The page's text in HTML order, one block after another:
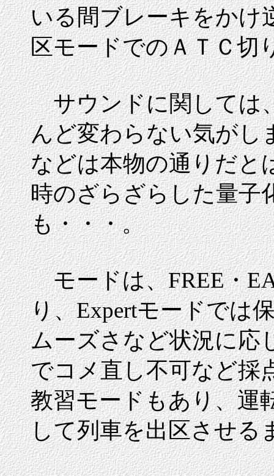
いる間ブレーキをかけ
区モードでのＡＴＣ切
サウンドに関しては
んど変わらない気がし
などは本物の通りだと
時のざらざらした量子
も・・・。
モードは、FREE・
り、Expertモードでは
ムーズさなど状況に応
でコメ直し不可など採
教習モードもあり、運
して列車を出区させる